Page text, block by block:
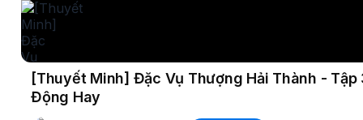
[Thuyết Minh] Đặc Vụ Thượng Hải Thành -
Động Hay